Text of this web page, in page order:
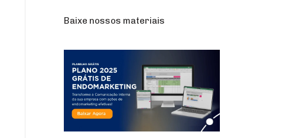
Baixe nossos materiais